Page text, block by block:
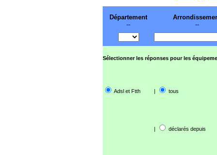
Département
--
--
Sélectionner les réponses pour les
Adsl et Ftth | tous
| déclarés depuis